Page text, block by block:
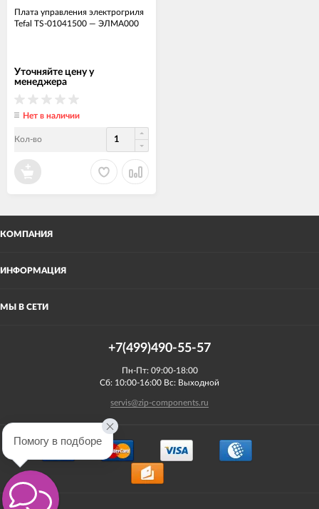
Плата управления электрогриля
Tefal TS-01041500 — ЭЛМА000
Уточняйте цену у
менеджера
Нет в наличии
Кол-во
КОМПАНИЯ
ИНФОРМАЦИЯ
МЫ В СЕТИ
+7(499)490-55-57
Пн-Пт: 09:00-18:00
Сб: 10:00-16:00 Вс: Выходной
servis@zip-components.ru
Помогу в подборе